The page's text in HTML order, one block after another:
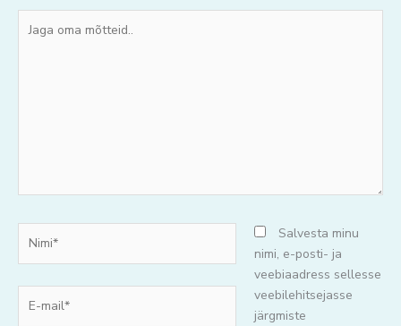
oma
mail*
Salvesta minu
nimi, e-posti- ja
veebiaadress sellesse
veebilehitsejasse
järgmiste